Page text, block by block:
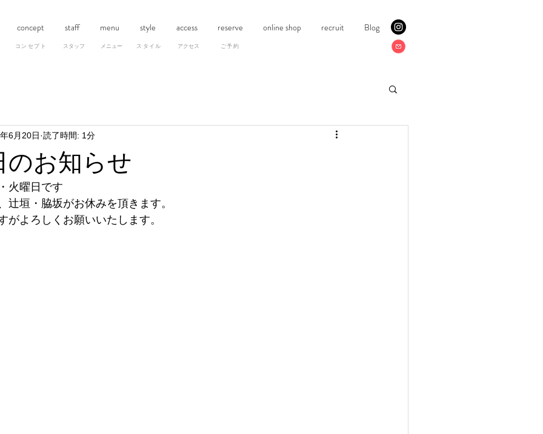
concept staff menu style access reserve online shop recruit Blog
​コンセプト スタッフ メニュー スタイル アクセス ご予約
のお知らせ
6月20日 読了時間: 1分
火曜日です
辻垣・脇坂がお休みを頂きます。
がよろしくお願いいたします。